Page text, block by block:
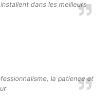
dans les meilleurs
la patience et